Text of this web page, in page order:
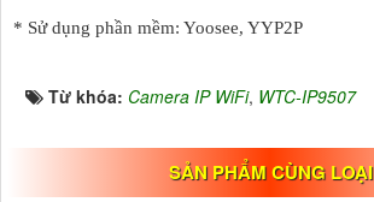
* Sử dụng phần mềm: Yoosee, YYP2P
Từ khóa: Camera IP WiFi, WTC-IP9507
SẢN PHẨM CÙNG LOẠI